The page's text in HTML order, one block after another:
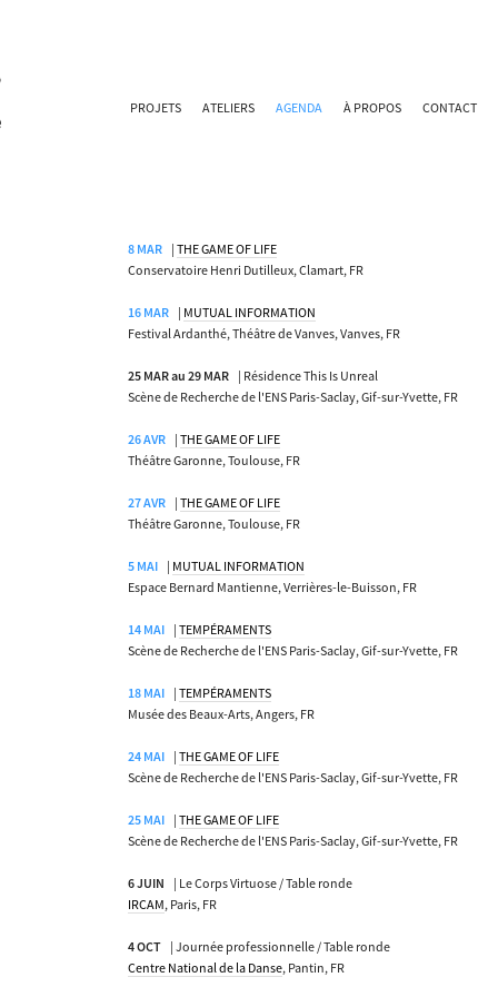
PROJETS ATELIERS AGENDA À PROPOS CONTACT
8 MAR | THE GAME OF LIFE
Conservatoire Henri Dutilleux, Clamart, FR
16 MAR | MUTUAL INFORMATION
Festival Ardanthé, Théâtre de Vanves, Vanves, FR
25 MAR au 29 MAR | Résidence This Is Unreal
Scène de Recherche de l'ENS Paris-Saclay, Gif-sur-Yvette, FR
26 AVR | THE GAME OF LIFE
Théâtre Garonne, Toulouse, FR
27 AVR | THE GAME OF LIFE
Théâtre Garonne, Toulouse, FR
5 MAI | MUTUAL INFORMATION
Espace Bernard Mantienne, Verrières-le-Buisson, FR
14 MAI | TEMPÉRAMENTS
Scène de Recherche de l'ENS Paris-Saclay, Gif-sur-Yvette, FR
18 MAI | TEMPÉRAMENTS
Musée des Beaux-Arts, Angers, FR
24 MAI | THE GAME OF LIFE
Scène de Recherche de l'ENS Paris-Saclay, Gif-sur-Yvette, FR
25 MAI | THE GAME OF LIFE
Scène de Recherche de l'ENS Paris-Saclay, Gif-sur-Yvette, FR
6 JUIN
| Le Corps Virtuose / Table ronde
IRCAM, Paris, FR
4 OCT | Journée professionnelle / Table ronde
Centre National de la Danse, Pantin, FR